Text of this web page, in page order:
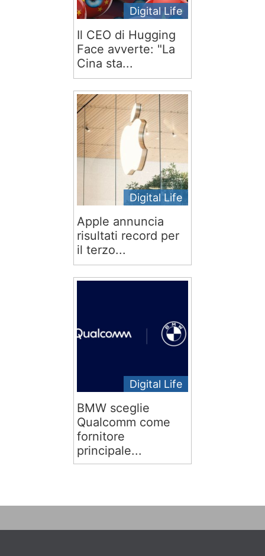
Digital Life
Il CEO di Hugging
Face avverte: "La
Cina sta...
Digital Life
Apple annuncia
risultati record per
il terzo...
Digital Life
BMW sceglie
Qualcomm come
fornitore
principale...